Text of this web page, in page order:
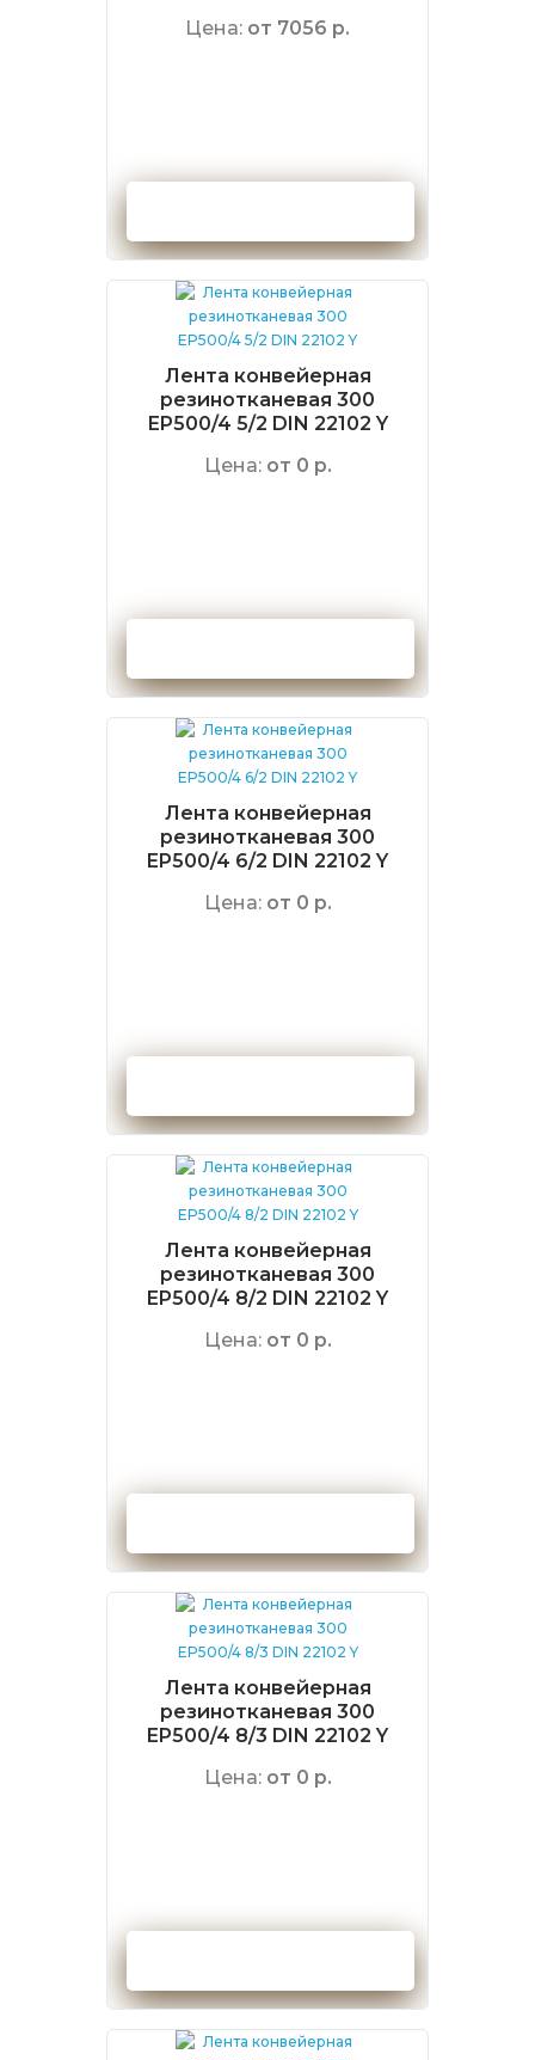
Цена: от 7056 р.
Лента конвейерная
резинотканевая 300
EP500/4 5/2 DIN 22102 Y
Цена: от 0 р.
Лента конвейерная
резинотканевая 300
EP500/4 6/2 DIN 22102 Y
Цена: от 0 р.
Лента конвейерная
резинотканевая 300
EP500/4 8/2 DIN 22102 Y
Цена: от 0 р.
Лента конвейерная
резинотканевая 300
EP500/4 8/3 DIN 22102 Y
Цена: от 0 р.